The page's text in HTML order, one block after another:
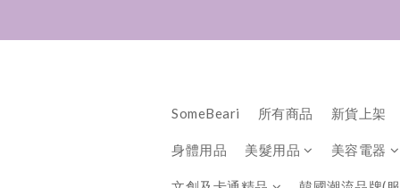
SomeBeari 所有商品 新貨上架
身體用品 美髮用品 美容電器